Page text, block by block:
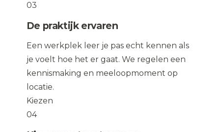
03
De praktijk ervaren
Een werkplek leer je pas echt kennen als
je voelt hoe het er gaat. We regelen een
kennismaking en meeloopmoment op
locatie.
Kiezen
04